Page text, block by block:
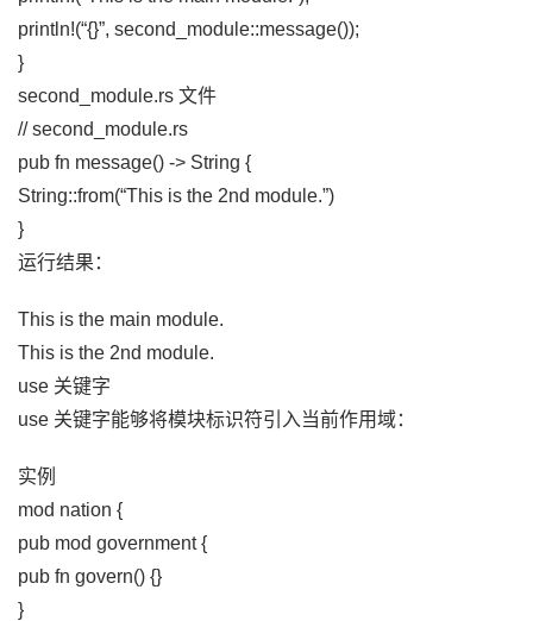
println!(“{}”, second_module::message());
}
second_module.rs 文件
// second_module.rs
pub fn message() -> String {
String::from(“This is the 2nd module.”)
}
运行结果：
This is the main module.
This is the 2nd module.
use 关键字
use 关键字能够将模块标识符引入当前作用域：
实例
mod nation {
pub mod government {
pub fn govern() {}
}